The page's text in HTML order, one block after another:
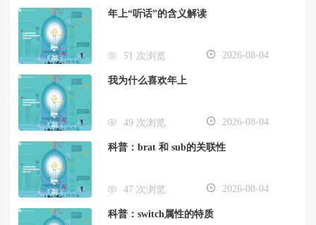
年上“听话”的含义解读
51 次浏览 2026-08-04
我为什么喜欢年上
49 次浏览 2026-08-04
科普：brat 和 sub的关联性
47 次浏览 2026-08-04
科普：switch属性的特质